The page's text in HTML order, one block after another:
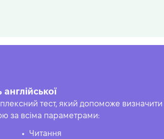
англійської
тест, який допоможе визначити
за всіма параметрами:
Читання